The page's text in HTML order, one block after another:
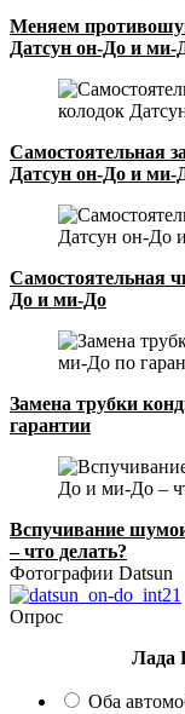
Меняем
Датсун он-До и ми-
Самостоятельная
Датсун он-До и ми-
Самостоятельная
До и ми-До
Замена трубки
гарантии
Вспучивание
– что делать?
Фотографии Datsun
Опрос
Лада
Оба